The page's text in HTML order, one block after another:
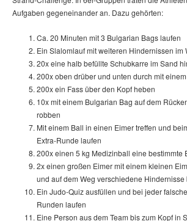
Aufgaben gegeneinander an. Dazu gehörten:
Ca. 20 Minuten mit 3 Bulgarian Bags laufen
Ein Slalomlauf mit weiteren Hindernissen im
20x eine halb befüllte Schubkarre im Sand
200x oben drüber und unten durch mit
200x ein Fass über den Kopf heben
10x mit einem Bulgarian Bag auf dem
robben
Mit einem Ball in einen Eimer treffen und
Extra-Runde laufen
200x einen 5 kg Medizinball eine bestimmte
2x einen großen Eimer mit einem kleinen
und auf dem Weg verschiedene Hindernisse
Ein Judo-Quiz ausfüllen und bei jeder
Runden laufen
Eine Person aus dem Team bis zum Kopf in